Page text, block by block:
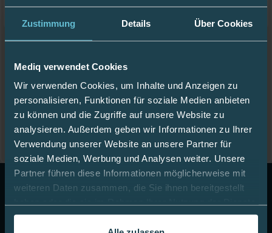
Zustimmung Details Über Cookies
Mediq verwendet Cookies
Wir verwenden Cookies, um Inhalte und Anzeigen zu
personalisieren, Funktionen für soziale Medien anbieten
zu können und die Zugriffe auf unsere Website zu
analysieren. Außerdem geben wir Informationen zu Ihrer
Verwendung unserer Website an unsere Partner für
soziale Medien, Werbung und Analysen weiter. Unsere
Partner führen diese Informationen möglicherweise mit
weiteren Daten zusammen, die Sie ihnen bereitgestellt
gesammelt haben.
Fußpunkt Fußbad 150 ml
7,50 €
Details ansehen
10 Euro Gutschein!Abonnieren Sie unseren Newsletter
Ihre nächste Onlinebestellung.